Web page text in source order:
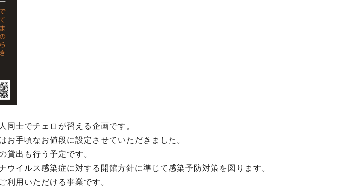
同士でチェロが習える企画です。
お手頃なお値段に設定させていただきました。
貸出も行う予定です。
ウイルス感染症に対する開館方針に準じて感染予防対策を図ります。
利用いただける事業です。